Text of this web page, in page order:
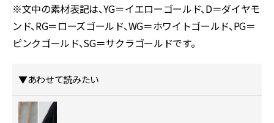
※文中の素材表記は、YG＝イエローゴールド、D＝ダイヤモ
ンド、RG＝ローズゴールド、WG＝ホワイトゴールド、PG＝
ピンクゴールド、SG＝サクラゴールドです。
▼あわせて読みたい